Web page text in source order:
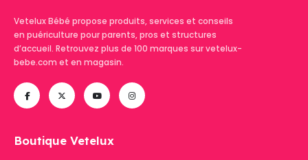
Vetelux Bébé propose produits, services et conseils
en puériculture pour parents, pros et structures
d’accueil. Retrouvez plus de 100 marques sur vetelux-
bebe.com et en magasin.
Boutique Vetelux